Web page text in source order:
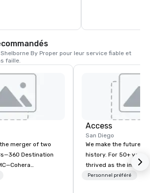
un verre et se
palmiers ; la nuit, le
se transforme en un
proposant des
air, des artistes de
South Beach
By Proper pour leur service fiable et
faille.
merger of two
Destination
of both legacies
Access
San Diego
We make the future
history. For 50+
thrived as the
doing things
Personnel préféré